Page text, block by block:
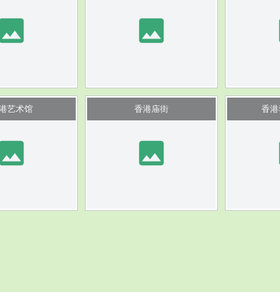
image
艺术馆
image
香港庙街 香